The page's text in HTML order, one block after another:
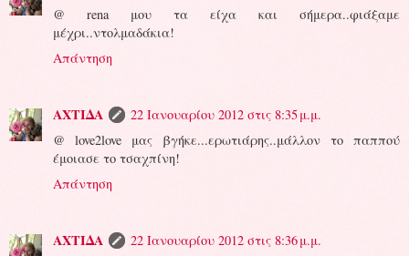
@ rena μου τα είχα και σήμερα..φιάξαμε
μέχρι..ντολμαδάκια!
Απάντηση
ΑΧΤΙΔΑ
22 Ιανουαρίου 2012 στις 8:35 μ.μ.
@ love2love μας βγήκε...ερωτιάρης..μάλλον το παππού
έμοιασε το τσαχπίνη!
Απάντηση
ΑΧΤΙΔΑ
22 Ιανουαρίου 2012 στις 8:36 μ.μ.